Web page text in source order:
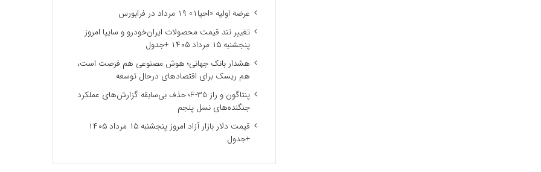
عرضه اولیه «احیا۱» ۱۹ مرداد در فرابورس
تغییر تند قیمت محصولات ایران‌خودرو و سایپا امروز
پنجشنبه ۱۵ مرداد ۱۴۰۵ +جدول
هشدار بانک جهانی؛ هوش مصنوعی هم فرصت است،
هم ریسک برای اقتصادهای درحال توسعه
پنتاگون و راز F-35؛ حذف بی‌سابقه گزارش‌های عملکرد
جنگنده‌های نسل پنجم
قیمت دلار بازار آزاد امروز پنجشنبه ۱۵ مرداد ۱۴۰۵
+جدول